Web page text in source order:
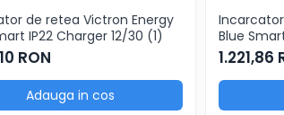
de retea Victron Energy
IP22 Charger 12/30 (1)
RON
Adauga in cos
Blue
1.221,86